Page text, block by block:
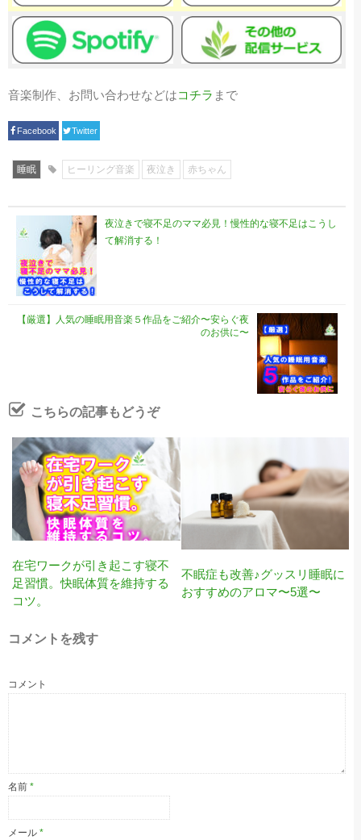
音楽制作、お問い合わせなどはコチラ まで
Facebook Twitter
睡眠 ヒーリング音楽 夜泣き 赤ちゃん
夜泣きで寝不足のママ必見！慢性的な寝不足はこうし
て解消する！
【厳選】人気の睡眠用音楽５作品をご紹介〜安らぐ夜
のお供に〜
こちらの記事もどうぞ
在宅ワークが引き起こす寝不
足習慣。快眠体質を維持する
コツ。
不眠症も改善♪グッスリ睡眠に
おすすめのアロマ〜5選〜
コメントを残す
コメント
名前 *
メール *